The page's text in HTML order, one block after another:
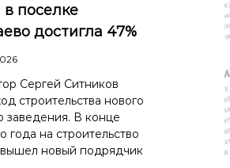
поселке
достигла 47%
Сергей Ситников
строительства нового
заведения. В конце
года на строительство
вышел новый подрядчик